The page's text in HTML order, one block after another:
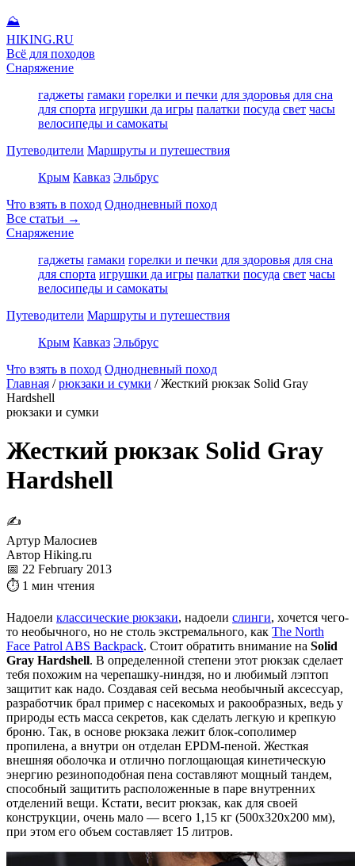
⛰
HIKING.RU
Всё для походов
Снаряжение
гаджеты гамаки горелки и печки для здоровья для сна
для спорта игрушки да игры палатки посуда свет часы
велосипеды и самокаты
Путеводители Маршруты и путешествия
Крым Кавказ Эльбрус
Что взять в поход Однодневный поход
Все статьи →
Снаряжение
гаджеты гамаки горелки и печки для здоровья для сна
для спорта игрушки да игры палатки посуда свет часы
велосипеды и самокаты
Путеводители Маршруты и путешествия
Крым Кавказ Эльбрус
Что взять в поход Однодневный поход
Главная / рюкзаки и сумки / Жесткий рюкзак Solid Gray
Hardshell
рюкзаки и сумки
Жесткий рюкзак Solid Gray
Hardshell
✍
Артур Малосиев
Автор Hiking.ru
📅 22 February 2013
⏱ 1 мин чтения
Надоели классические рюкзаки, надоели слинги, хочется чего-
то необычного, но не столь экстремального, как The North
Face Patrol ABS Backpack. Стоит обратить внимание на Solid
Gray Hardshell. В определенной степени этот рюкзак сделает
тебя похожим на черепашку-ниндзя, но и любимый лэптоп
защитит как надо. Создавая сей весьма необычный аксессуар,
разработчик брал пример с насекомых и ракообразных, ведь у
природы есть масса секретов, как сделать легкую и крепкую
броню. Так, в основе рюкзака лежит блок-сополимер
пропилена, а внутри он отделан EPDM-пеной. Жесткая
внешняя оболочка и отлично поглощающая кинетическую
энергию резиноподобная пена составляют мощный тандем,
способный защитить расположенные в паре внутренних
отделений вещи. Кстати, весит рюкзак, как для своей
конструкции, очень мало — всего 1,15 кг (500х320х200 мм),
при этом его объем составляет 15 литров.